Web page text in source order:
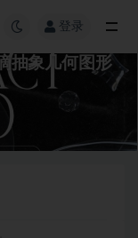
登录
抽象几何图形